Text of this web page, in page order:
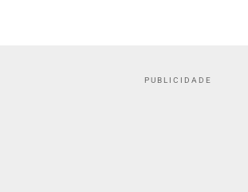
PUBLICIDADE